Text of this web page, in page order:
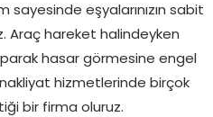
eşyalarınızın sabit
Araç hareket halindeyken
hasar görmesine engel
hizmetlerinde birçok
bir firma oluruz.